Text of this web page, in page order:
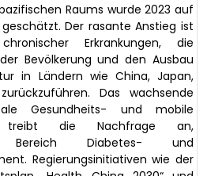
Raums wurde 2023 auf
geschätzt. Der rasante Anstieg ist
Erkrankungen, die
Bevölkerung und den Ausbau
in Ländern wie China, Japan,
Das wachsende
Gesundheits- und mobile
treibt die Nachfrage an,
Bereich Diabetes- und
Regierungsinitiativen wie der